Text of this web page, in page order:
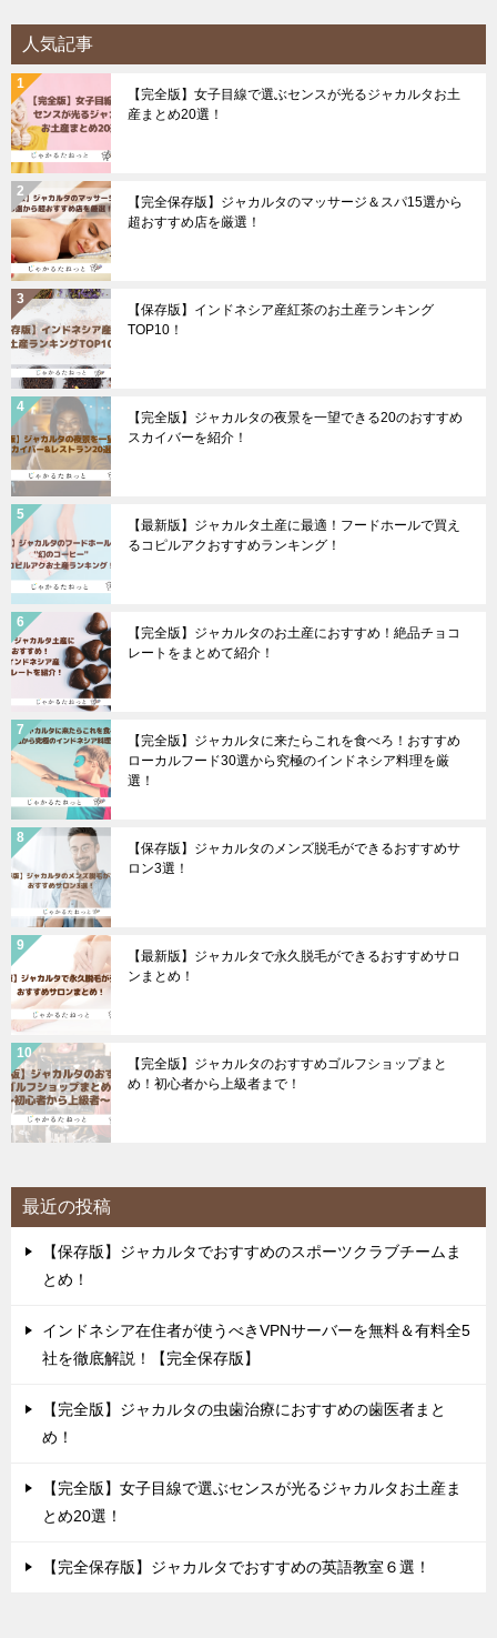
人気記事
【完全版】女子目線で選ぶセンスが光るジャカルタお土
産まとめ20選！
【完全保存版】ジャカルタのマッサージ＆スパ15選から
超おすすめ店を厳選！
【保存版】インドネシア産紅茶のお土産ランキング
TOP10！
【完全版】ジャカルタの夜景を一望できる20のおすすめ
スカイバーを紹介！
【最新版】ジャカルタ土産に最適！フードホールで買え
るコピルアクおすすめランキング！
【完全版】ジャカルタのお土産におすすめ！絶品チョコ
レートをまとめて紹介！
【完全版】ジャカルタに来たらこれを食べろ！おすすめ
ローカルフード30選から究極のインドネシア料理を厳
選！
【保存版】ジャカルタのメンズ脱毛ができるおすすめサ
ロン3選！
【最新版】ジャカルタで永久脱毛ができるおすすめサロ
ンまとめ！
【完全版】ジャカルタのおすすめゴルフショップまと
め！初心者から上級者まで！
最近の投稿
【保存版】ジャカルタでおすすめのスポーツクラブチームま
とめ！
インドネシア在住者が使うべきVPNサーバーを無料＆有料全5
社を徹底解説！【完全保存版】
【完全版】ジャカルタの虫歯治療におすすめの歯医者まと
め！
【完全版】女子目線で選ぶセンスが光るジャカルタお土産ま
とめ20選！
【完全保存版】ジャカルタでおすすめの英語教室６選！